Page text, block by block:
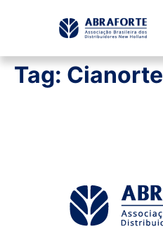
Tag: Cianorte